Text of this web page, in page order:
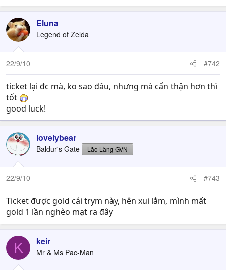
Eluna
Legend of Zelda
22/9/10 #742
ticket lại đc mà, ko sao đâu, nhưng mà cẩn thận hơn thì
tốt
good luck!
lovelybear
Baldur's Gate Lão Làng GVN
22/9/10 #743
Ticket được gold cái trym này, hên xui lắm, mình mất
gold 1 lần nghèo mạt ra đây
K keir
Mr & Ms Pac-Man